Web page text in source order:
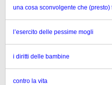
una cosa sconvolgente che
l’esercito delle pessime mogli
i diritti delle bambine
contro la vita